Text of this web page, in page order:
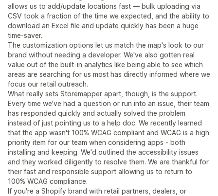
allows us to add/update locations fast — bulk uploading via
CSV took a fraction of the time we expected, and the ability to
download an Excel file and update quickly has been a huge
time-saver.
The customization options let us match the map's look to our
brand without needing a developer. We've also gotten real
value out of the built-in analytics like being able to see which
areas are searching for us most has directly informed where we
focus our retail outreach.
What really sets Storemapper apart, though, is the support.
Every time we've had a question or run into an issue, their team
has responded quickly and actually solved the problem
instead of just pointing us to a help doc. We recently learned
that the app wasn't 100% WCAG compliant and WCAG is a high
priority item for our team when considering apps - both
installing and keeping. We'd outlined the accessibility issues
and they worked diligently to resolve them. We are thankful for
their fast and responsible support allowing us to return to
100% WCAG compliance.
If you're a Shopify brand with retail partners, dealers, or